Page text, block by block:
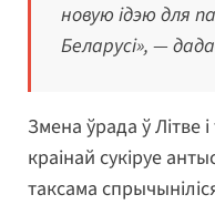
новую ідэю для
Беларусі», —
Змена ўрада ў Літве
краінай сукіруе
таксама